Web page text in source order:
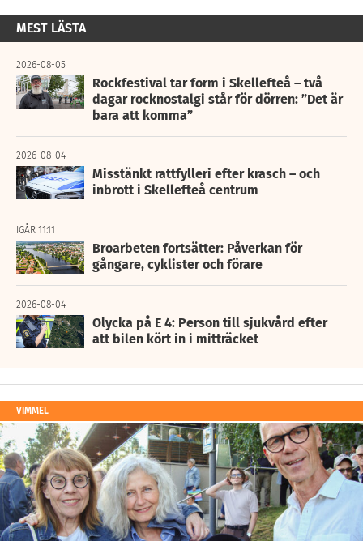
MEST LÄSTA
2026-08-05
Rockfestival tar form i Skellefteå – två
dagar rocknostalgi står för dörren: ”Det är
bara att komma”
2026-08-04
Misstänkt rattfylleri efter krasch – och
inbrott i Skellefteå centrum
IGÅR 11:11
Broarbeten fortsätter: Påverkan för
gångare, cyklister och förare
2026-08-04
Olycka på E 4: Person till sjukvård efter
att bilen kört in i mitträcket
VIMMEL